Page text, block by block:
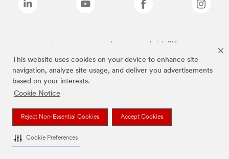
This website uses cookies on your device to enhance site
navigation, analyze site usage, and deliver you advertisements
based on your interests.
Cookie Notice
Reject Non-Essential Cookies Accept Cookies
Cookie Preferences
Las marcas mencionadas son propiedad de 3M